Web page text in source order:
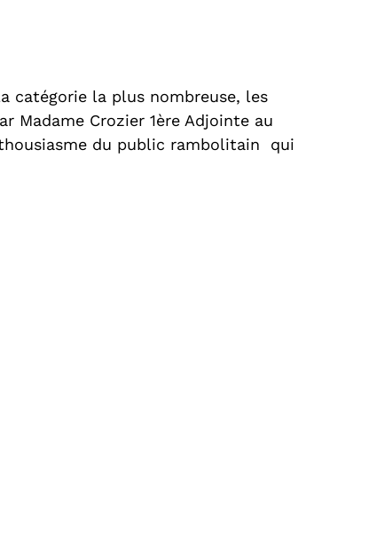
catégorie la plus nombreuse, les
Madame Crozier 1ère Adjointe au
du public rambolitain qui